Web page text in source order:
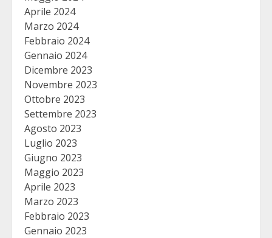
Aprile 2024
Marzo 2024
Febbraio 2024
Gennaio 2024
Dicembre 2023
Novembre 2023
Ottobre 2023
Settembre 2023
Agosto 2023
Luglio 2023
Giugno 2023
Maggio 2023
Aprile 2023
Marzo 2023
Febbraio 2023
Gennaio 2023